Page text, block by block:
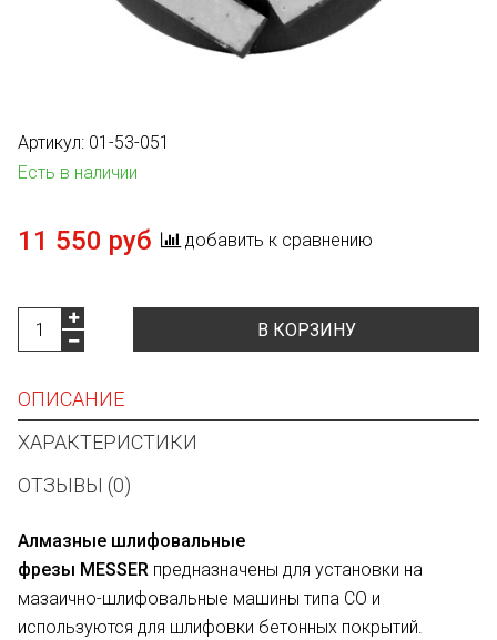
Артикул: 01-53-051
Есть в наличии
11 550 руб добавить к сравнению
В КОРЗИНУ
ОПИСАНИЕ
ХАРАКТЕРИСТИКИ
ОТЗЫВЫ (0)
Алмазные шлифовальные
фрезы MESSER предназначены для установки на
мазаично-шлифовальные машины типа СО и
используются для шлифовки бетонных покрытий.